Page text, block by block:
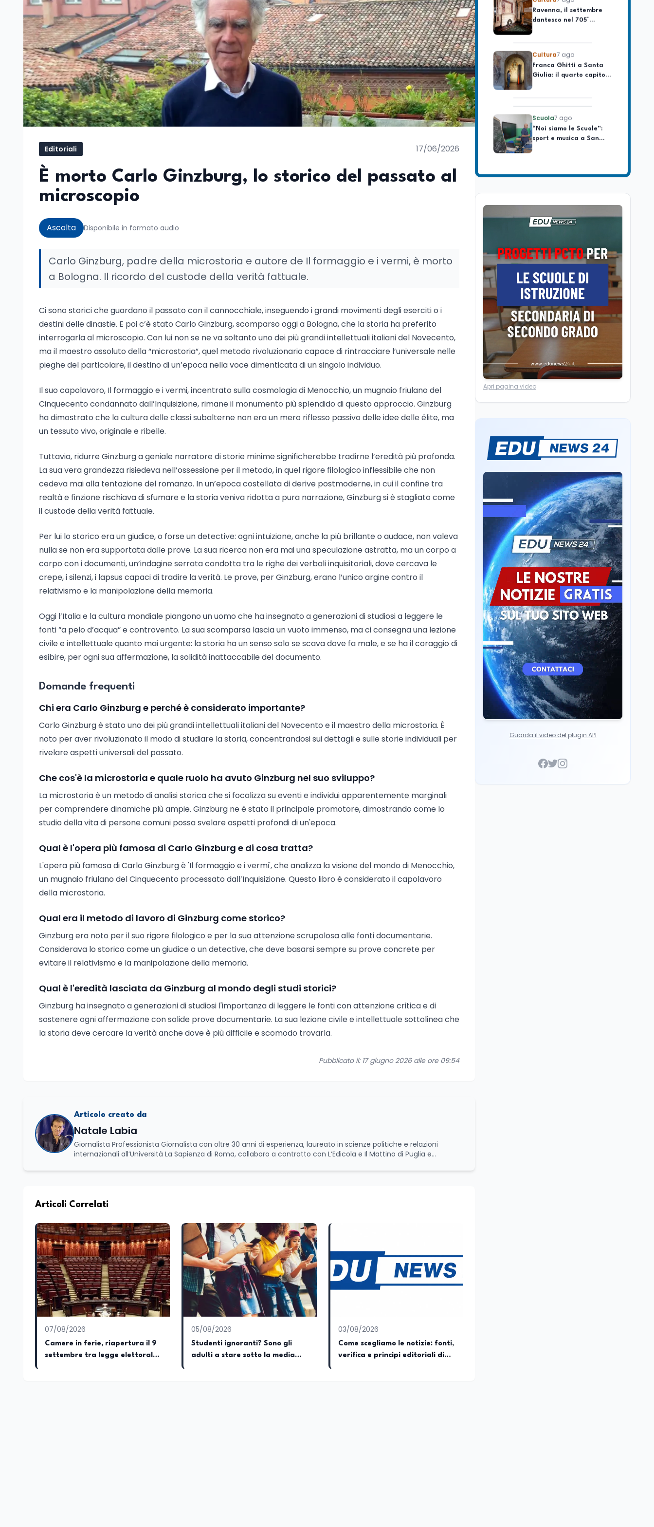
Editoriali 17/06/2026
È morto Carlo Ginzburg, lo storico del passato al
microscopio
Ascolta Disponibile in formato audio
Carlo Ginzburg, padre della microstoria e autore de Il formaggio e i vermi, è morto
a Bologna. Il ricordo del custode della verità fattuale.
Ci sono storici che guardano il passato con il cannocchiale, inseguendo i grandi movimenti degli eserciti o i
destini delle dinastie. E poi c’è stato Carlo Ginzburg, scomparso oggi a Bologna, che la storia ha preferito
interrogarla al microscopio. Con lui non se ne va soltanto uno dei più grandi intellettuali italiani del Novecento,
ma il maestro assoluto della “microstoria”, quel metodo rivoluzionario capace di rintracciare l’universale nelle
pieghe del particolare, il destino di un’epoca nella voce dimenticata di un singolo individuo.
Il suo capolavoro, Il formaggio e i vermi, incentrato sulla cosmologia di Menocchio, un mugnaio friulano del
Cinquecento condannato dall’Inquisizione, rimane il monumento più splendido di questo approccio. Ginzburg
ha dimostrato che la cultura delle classi subalterne non era un mero riflesso passivo delle idee delle élite, ma
un tessuto vivo, originale e ribelle.
Tuttavia, ridurre Ginzburg a geniale narratore di storie minime significherebbe tradirne l’eredità più profonda.
La sua vera grandezza risiedeva nell’ossessione per il metodo, in quel rigore filologico inflessibile che non
cedeva mai alla tentazione del romanzo. In un’epoca costellata di derive postmoderne, in cui il confine tra
realtà e finzione rischiava di sfumare e la storia veniva ridotta a pura narrazione, Ginzburg si è stagliato come
il custode della verità fattuale.
Per lui lo storico era un giudice, o forse un detective: ogni intuizione, anche la più brillante o audace, non valeva
nulla se non era supportata dalle prove. La sua ricerca non era mai una speculazione astratta, ma un corpo a
corpo con i documenti, un’indagine serrata condotta tra le righe dei verbali inquisitoriali, dove cercava le
crepe, i silenzi, i lapsus capaci di tradire la verità. Le prove, per Ginzburg, erano l’unico argine contro il
relativismo e la manipolazione della memoria.
Oggi l’Italia e la cultura mondiale piangono un uomo che ha insegnato a generazioni di studiosi a leggere le
fonti “a pelo d’acqua” e controvento. La sua scomparsa lascia un vuoto immenso, ma ci consegna una lezione
civile e intellettuale quanto mai urgente: la storia ha un senso solo se scava dove fa male, e se ha il coraggio di
esibire, per ogni sua affermazione, la solidità inattaccabile del documento.
Domande frequenti
Chi era Carlo Ginzburg e perché è considerato importante?
Carlo Ginzburg è stato uno dei più grandi intellettuali italiani del Novecento e il maestro della microstoria. È
noto per aver rivoluzionato il modo di studiare la storia, concentrandosi sui dettagli e sulle storie individuali per
rivelare aspetti universali del passato.
Che cos'è la microstoria e quale ruolo ha avuto Ginzburg nel suo sviluppo?
La microstoria è un metodo di analisi storica che si focalizza su eventi e individui apparentemente marginali
per comprendere dinamiche più ampie. Ginzburg ne è stato il principale promotore, dimostrando come lo
studio della vita di persone comuni possa svelare aspetti profondi di un'epoca.
Qual è l'opera più famosa di Carlo Ginzburg e di cosa tratta?
L'opera più famosa di Carlo Ginzburg è 'Il formaggio e i vermi', che analizza la visione del mondo di Menocchio,
un mugnaio friulano del Cinquecento processato dall’Inquisizione. Questo libro è considerato il capolavoro
della microstoria.
Qual era il metodo di lavoro di Ginzburg come storico?
Ginzburg era noto per il suo rigore filologico e per la sua attenzione scrupolosa alle fonti documentarie.
Considerava lo storico come un giudice o un detective, che deve basarsi sempre su prove concrete per
evitare il relativismo e la manipolazione della memoria.
Qual è l'eredità lasciata da Ginzburg al mondo degli studi storici?
Ginzburg ha insegnato a generazioni di studiosi l'importanza di leggere le fonti con attenzione critica e di
sostenere ogni affermazione con solide prove documentarie. La sua lezione civile e intellettuale sottolinea che
la storia deve cercare la verità anche dove è più difficile e scomodo trovarla.
Pubblicato il: 17 giugno 2026 alle ore 09:54
Articolo creato da
Natale Labia
Giornalista Professionista Giornalista con oltre 30 anni di esperienza, laureato in scienze politiche e relazioni
internazionali all’Università La Sapienza di Roma, collaboro a contratto con L’Edicola e Il Mattino di Puglia e
dell’Istruzione. In particolare, scrivendo delle attività istituzionali con un focus sia sulle iniziative e sui programmi
unico di Italialab srl con cui curo uffici stampa pubblici e privati e sviluppo programmi di valorizzazione culturale e
scritto i volumi Il sindaco di Tutti, edito da Il Castello editore e Dal Rosso al Nero. Ho partecipato al volume
collettivo edito dalla Fondazione Tatarella e da Giubilei Regnani editore sui trent’anni dalla fondazione di Alleanza
nazionale. Per tre legislature sono stato collaboratore parlamentare occupandomi di legge di bilancio e di
politiche agroalimentari con particolare riferimento all’export del Made in Italy e al contrasto dell’Italian sounding,
collaborando con le Camera di commercio italiane all’estero. Appassionato di storia, di sociologia e di costume,
spesso racconto all’interno delle collaborazioni giornalistiche i cambiamenti della società italiana e internazionale
attraverso gli usi, le abitudini e i protagonisti che hanno accompagnato negli anni lo sviluppo e la crescita sociale
e culturale. Pugliese di nascita, vivo a Roma o in un ipotetico altrove.
Articoli Correlati
07/08/2026
Camere in ferie, riapertura il 9
settembre tra legge elettorale
05/08/2026
Studenti ignoranti? Sono gli
adulti a stare sotto la media
03/08/2026
Come scegliamo le notizie: fonti,
verifica e principi editoriali di
longevo dell’Italia
repubblicana
dantesco nel 705°
anniversario della morte
Cultura7 ago
Franca Ghitti a Santa
Giulia: il quarto capitolo
dei Palcoscenici
Scuola7 ago
“Noi siamo le Scuole”:
sport e musica a San
Miniato, STEM a Lerici
Editoriali7 ago
Camere in ferie,
elettorale e Rai. La
premier Meloni attesa a
Bari il 4 settembre per
celebrare il governo più
longevo dell’Italia
Cultura 7 ago
Ravenna, il settembre
dantesco nel 705°
anniversario della morte
del Sommo Poeta
Cultura7 ago
Franca Ghitti a Santa
Scuola7 ago
“Noi siamo le Scuole”:
Mondo
Sparatoria a Bangkok:
studente 14enne uccide
Editoriali7 ago
Camere in ferie,
riapertura il 9
settembre tra legge
elettorale e Rai. La
premier Meloni attesa a
Bari il 4 settembre per
celebrare il governo più
longevo dell’Italia
repubblicana
Cultura7 ago
Ravenna, il settembre
dantesco nel 705°
anniversario della morte
del Sommo Poeta
Cultura 7 ago
Franca Ghitti a Santa
Giulia: il quarto capitolo
dei Palcoscenici
Apri pagina video
Guarda il video del plugin API